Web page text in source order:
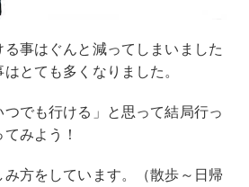
事はぐんと減ってしまいました
とても多くなりました。
でも行ける」と思って結局行っ
みよう！
方をしています。（散歩～日帰